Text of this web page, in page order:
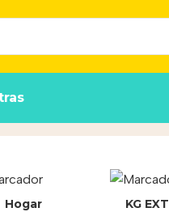
Hogar KG